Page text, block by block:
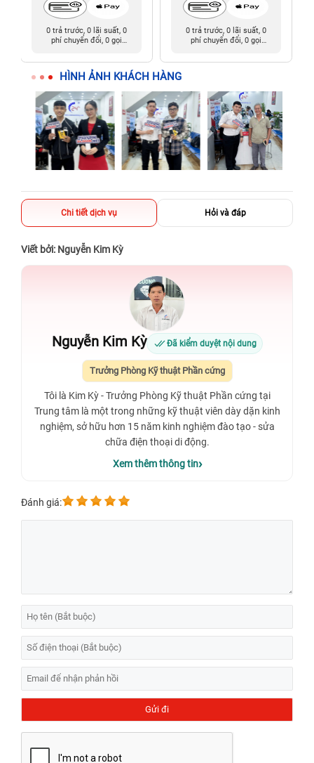
0 trả trước, 0 lãi suất, 0
phí chuyển đổi, 0 gọi
0 trả trước, 0 lãi suất, 0
phí chuyển đổi, 0 gọi
HÌNH ẢNH KHÁCH HÀNG
Chi tiết dịch vụ Hỏi và đáp
Viết bởi: Nguyễn Kim Kỳ
Nguyễn Kim Kỳ Đã kiểm duyệt nội dung
Trưởng Phòng Kỹ thuật Phần cứng
Tôi là Kim Kỳ - Trưởng Phòng Kỹ thuật Phần cứng tại
Trung tâm là một trong những kỹ thuật viên dày dặn kinh
nghiệm, sở hữu hơn 15 năm kinh nghiệm đào tạo - sửa
chữa điện thoại di động.
Xem thêm thông tin
Đánh giá: